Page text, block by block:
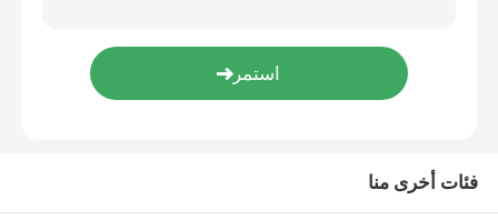
وحدة طاقة تيار مستمر
محرك كهربائي بتيار مستمر بدون فرشات
فئات أخرى منا